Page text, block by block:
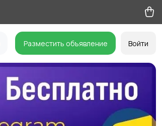
Разместить объявление Войти